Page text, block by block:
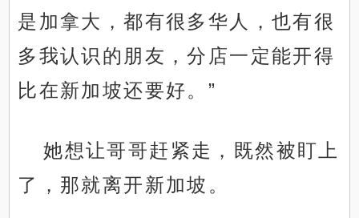
是加拿大，都有很多华人，也有很
多我认识的朋友，分店一定能开得
比在新加坡还要好。”
她想让哥哥赶紧走，既然被盯上
了，那就离开新加坡。